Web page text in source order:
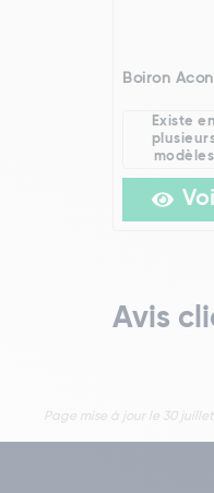
Boiron
Existe en
modèles
Avis
Page mise à jour le 30 juillet